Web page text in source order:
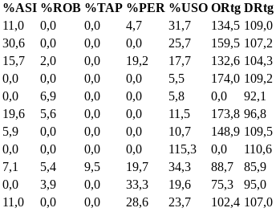
%ASI %ROB %TAP %PER %USO ORtg DRtg
11,0 0,0 0,0 4,7 31,7 134,5 109,0
30,6 0,0 0,0 0,0 25,7 159,5 107,2
15,7 2,0 0,0 19,2 17,7 132,6 104,3
0,0 0,0 0,0 0,0 5,5 174,0 109,2
0,0 6,9 0,0 0,0 5,8 0,0 92,1
19,6 5,6 0,0 0,0 11,5 173,8 96,8
5,9 0,0 0,0 0,0 10,7 148,9 109,5
0,0 0,0 0,0 0,0 115,3 0,0 110,6
7,1 5,4 9,5 19,7 34,3 88,7 85,9
0,0 3,9 0,0 33,3 19,6 75,3 95,0
11,0 0,0 0,0 28,6 23,7 102,4 107,0